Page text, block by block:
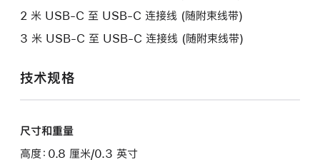
2 米 USB-C 至 USB-C 连接线 (随附束线带)
3 米 USB-C 至 USB-C 连接线 (随附束线带)
技术规格
尺寸和重量
高度：0.8 厘米/0.3 英寸